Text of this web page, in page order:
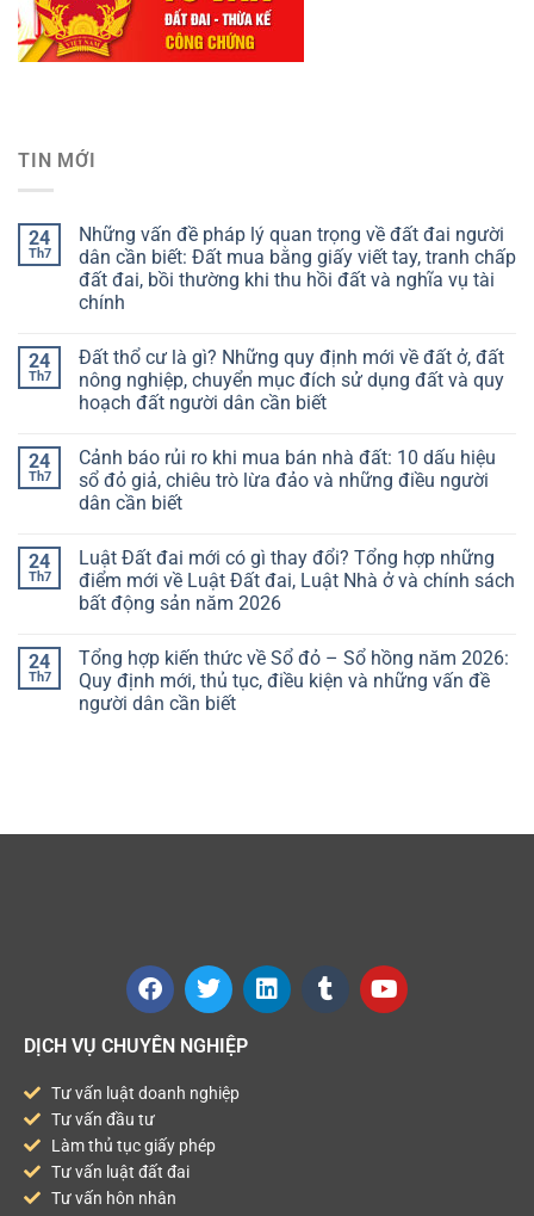
TIN MỚI
24
Th7
Những vấn đề pháp lý quan trọng về đất đai người
dân cần biết: Đất mua bằng giấy viết tay, tranh chấp
đất đai, bồi thường khi thu hồi đất và nghĩa vụ tài
chính
24
Th7
Đất thổ cư là gì? Những quy định mới về đất ở, đất
nông nghiệp, chuyển mục đích sử dụng đất và quy
hoạch đất người dân cần biết
24
Th7
Cảnh báo rủi ro khi mua bán nhà đất: 10 dấu hiệu
sổ đỏ giả, chiêu trò lừa đảo và những điều người
dân cần biết
24
Th7
Luật Đất đai mới có gì thay đổi? Tổng hợp những
điểm mới về Luật Đất đai, Luật Nhà ở và chính sách
bất động sản năm 2026
24
Th7
Tổng hợp kiến thức về Sổ đỏ – Sổ hồng năm 2026:
Quy định mới, thủ tục, điều kiện và những vấn đề
người dân cần biết
DỊCH VỤ CHUYÊN NGHIỆP
Tư vấn luật doanh nghiệp
Tư vấn đầu tư
Làm thủ tục giấy phép
Tư vấn luật đất đai
Tư vấn hôn nhân